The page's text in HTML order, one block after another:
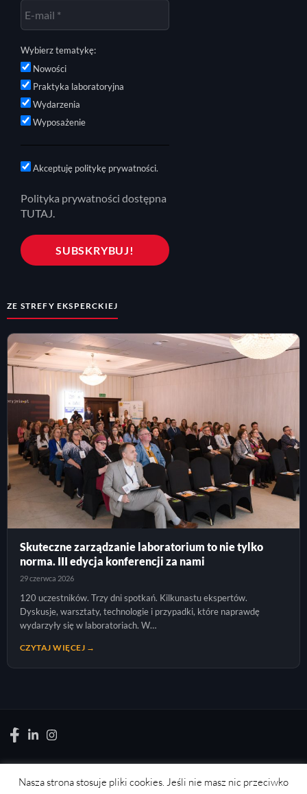
Wybierz tematykę:
Nowości
Praktyka laboratoryjna
Wydarzenia
Wyposażenie
Akceptuję politykę prywatności.
Polityka prywatności dostępna
TUTAJ.
ZE STREFY EKSPERCKIEJ
Skuteczne zarządzanie laboratorium to nie tylko
norma. III edycja konferencji za nami
29 czerwca 2026
120 uczestników. Trzy dni spotkań. Kilkunastu ekspertów.
Dyskusje, warsztaty, technologie i przypadki, które naprawdę
wydarzyły się w laboratoriach. W…
CZYTAJ WIĘCEJ →
LABORATORYJNIE.PL
Nasza strona stosuje pliki cookies. Jeśli nie masz nic przeciwko